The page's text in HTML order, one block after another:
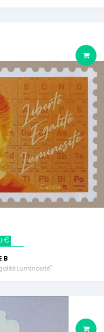
€
B
Luminosité"